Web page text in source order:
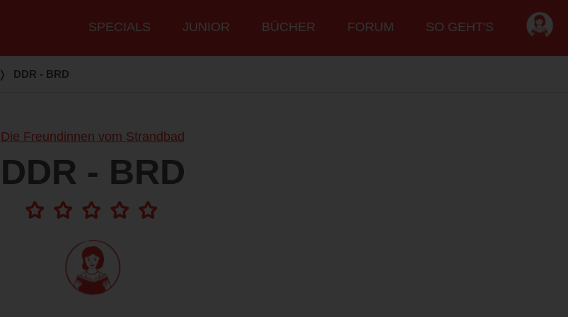
Hauptmenü
SPECIALS JUNIOR BÜCHER FORUM SO GEHT'S
❭ DDR - BRD
Die Freundinnen vom Strandbad
DDR - BRD